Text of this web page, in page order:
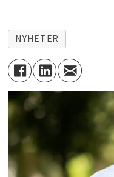
NYHETER